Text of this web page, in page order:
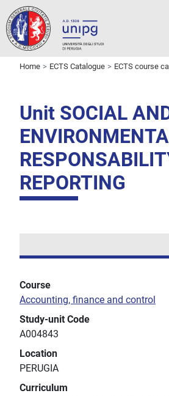
Home ECTS Catalogue ECTS course
Unit SOCIAL
REPORTING
Course
Accounting, finance and control
Study-unit Code
A004843
Location
PERUGIA
Curriculum